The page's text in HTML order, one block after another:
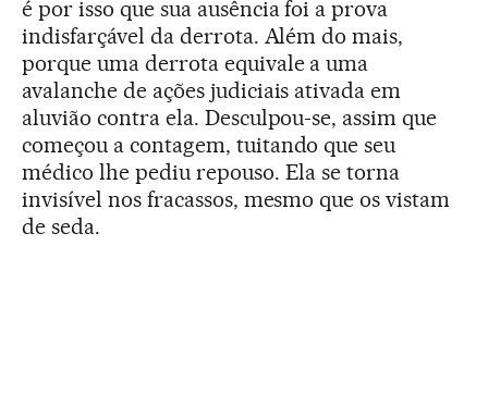
é por isso que sua ausência foi a prova
indisfarçável da derrota. Além do mais,
porque uma derrota equivale a uma
avalanche de ações judiciais ativada em
aluvião contra ela. Desculpou-se, assim que
começou a contagem, tuitando que seu
médico lhe pediu repouso. Ela se torna
invisível nos fracassos, mesmo que os vistam
de seda.